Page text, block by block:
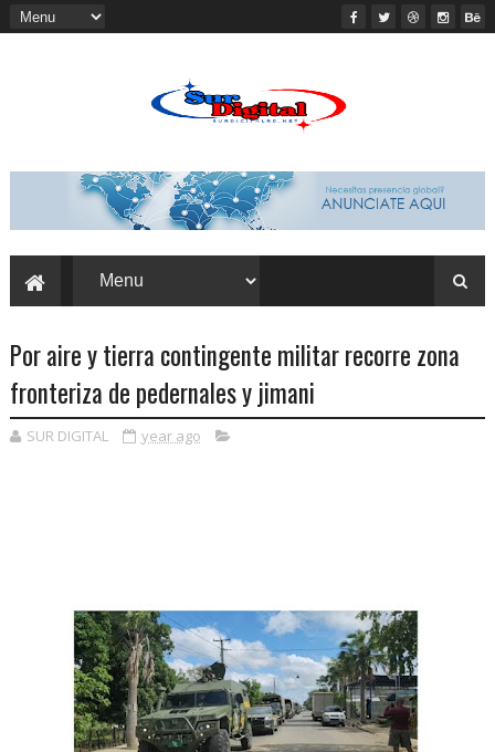
Por aire y tierra contingente militar recorre zona
fronteriza de pedernales y jimani
SUR DIGITAL year ago